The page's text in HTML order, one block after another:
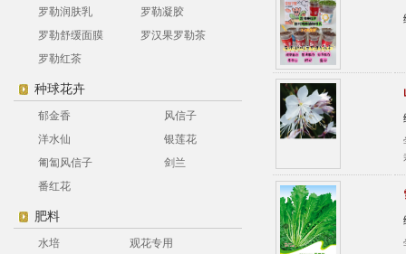
罗勒润肤乳
罗勒凝胶
罗勒舒缓面膜
罗汉果罗勒茶
罗勒红茶
种球花卉
郁金香
风信子
洋水仙
银莲花
匍匐风信子
剑兰
番红花
肥料
水培
观花专用